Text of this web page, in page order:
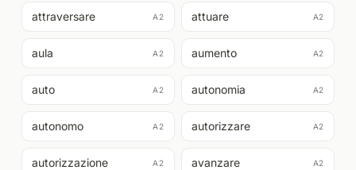
attraversare A2 attuare A2
aula A2 aumento A2
auto A2 autonomia A2
autonomo A2 autorizzare A2
autorizzazione A2 avanzare A2